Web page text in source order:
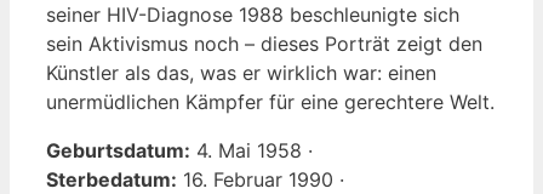
seiner HIV-Diagnose 1988 beschleunigte sich
sein Aktivismus noch – dieses Porträt zeigt den
Künstler als das, was er wirklich war: einen
unermüdlichen Kämpfer für eine gerechtere Welt.
Geburtsdatum: 4. Mai 1958 ·
Sterbedatum: 16. Februar 1990 ·